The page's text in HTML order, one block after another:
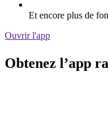
Et encore plus de
Ouvrir l'app
Obtenez l’app